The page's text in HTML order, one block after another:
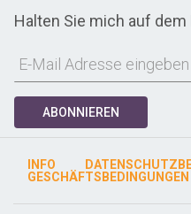
Halten Sie mich auf dem
ABONNIEREN
INFO
GESCHÄFTSBEDINGUNGEN